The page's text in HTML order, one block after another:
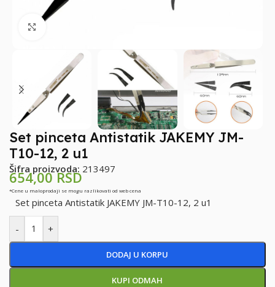
Set pinceta Antistatik JAKEMY JM-
T10-12, 2 u1
Šifra proizvoda: 213497
654,00RSD
*Cene u maloprodaji se mogu razlikovati od web cena
Set pinceta Antistatik JAKEMY JM-T10-12, 2 u1
- +
DODAJ U KORPU
KUPI ODMAH